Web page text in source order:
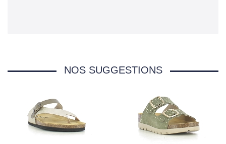
NOS SUGGESTIONS